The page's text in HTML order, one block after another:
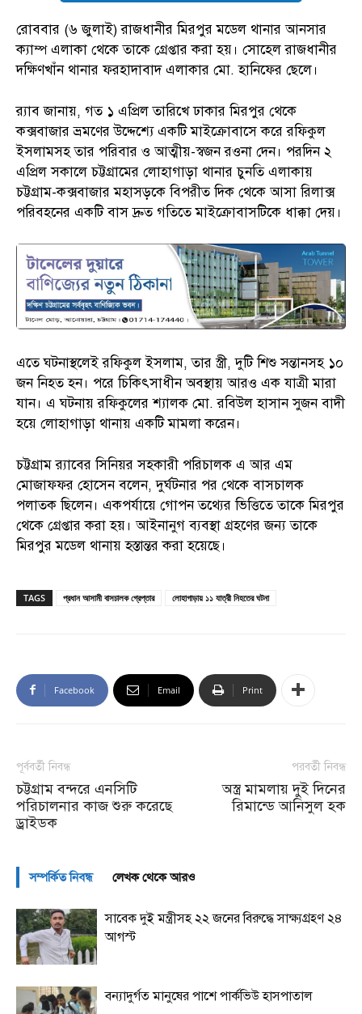
রোববার (৬ জুলাই) রাজধানীর মিরপুর মডেল থানার আনসার
ক্যাম্প এলাকা থেকে তাকে গ্রেপ্তার করা হয়। সোহেল রাজধানীর
দক্ষিণখাঁন থানার ফরহাদাবাদ এলাকার মো. হানিফের ছেলে।
র‍্যাব জানায়, গত ১ এপ্রিল তারিখে ঢাকার মিরপুর থেকে
কক্সবাজার ভ্রমণের উদ্দেশ্যে একটি মাইক্রোবাসে করে রফিকুল
ইসলামসহ তার পরিবার ও আত্মীয়-স্বজন রওনা দেন। পরদিন ২
এপ্রিল সকালে চট্টগ্রামের লোহাগাড়া থানার চুনতি এলাকায়
চট্টগ্রাম-কক্সবাজার মহাসড়কে বিপরীত দিক থেকে আসা রিলাক্স
পরিবহনের একটি বাস দ্রুত গতিতে মাইক্রোবাসটিকে ধাক্কা দেয়।
এতে ঘটনাস্থলেই রফিকুল ইসলাম, তার স্ত্রী, দুটি শিশু সন্তানসহ ১০
জন নিহত হন। পরে চিকিৎসাধীন অবস্থায় আরও এক যাত্রী মারা
যান। এ ঘটনায় রফিকুলের শ্যালক মো. রবিউল হাসান সুজন বাদী
হয়ে লোহাগাড়া থানায় একটি মামলা করেন।
চট্টগ্রাম র‍্যাবের সিনিয়র সহকারী পরিচালক এ আর এম
মোজাফফর হোসেন বলেন, দুর্ঘটনার পর থেকে বাসচালক
পলাতক ছিলেন। একপর্যায়ে গোপন তথ্যের ভিত্তিতে তাকে মিরপুর
থেকে গ্রেপ্তার করা হয়। আইনানুগ ব্যবস্থা গ্রহণের জন্য তাকে
মিরপুর মডেল থানায় হস্তান্তর করা হয়েছে।
TAGS প্রধান আসামী বাসচালক গ্রেপ্তার লোহাগাড়ায় ১১ যাত্রী নিহতের ঘটনা
Facebook Email Print
পূর্ববর্তী নিবন্ধ
চট্টগ্রাম বন্দরে এনসিটি
পরিচালনার কাজ শুরু করেছে
ড্রাইডক
পরবর্তী নিবন্ধ
অস্ত্র মামলায় দুই দিনের
রিমান্ডে আনিসুল হক
সম্পর্কিত নিবন্ধ লেখক থেকে আরও
সাবেক দুই মন্ত্রীসহ ২২ জনের বিরুদ্ধে সাক্ষ্যগ্রহণ ২৪
আগস্ট
বন্যাদুর্গত মানুষের পাশে পার্কভিউ হাসপাতাল